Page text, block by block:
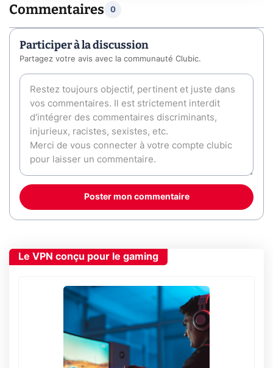
Commentaires 0
Participer à la discussion
Partagez votre avis avec la communauté Clubic.
Poster mon commentaire
Le VPN conçu pour le gaming